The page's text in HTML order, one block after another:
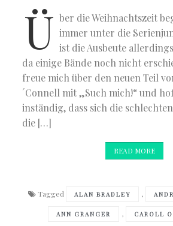
Ü ber die Weihnachtszeit
immer unter die
ist die Ausbeute
da einige Bände noch nicht
freue mich über den neuen Teil
´Connell mit „Such mich!“ und
inständig, dass sich die
die […]
READ MORE
Tagged ALAN BRADLEY ,
ANN GRANGER , CAROLL